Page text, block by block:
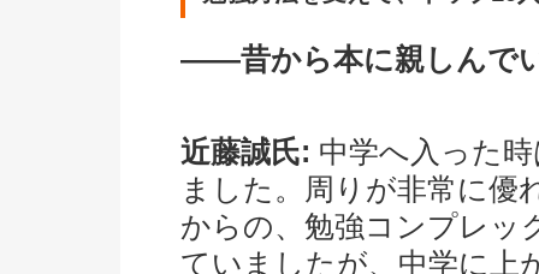
――昔から本に親しんで
近藤誠氏: 中学へ入った
ました。周りが非常に優
からの、勉強コンプレッ
ていましたが、中学に上